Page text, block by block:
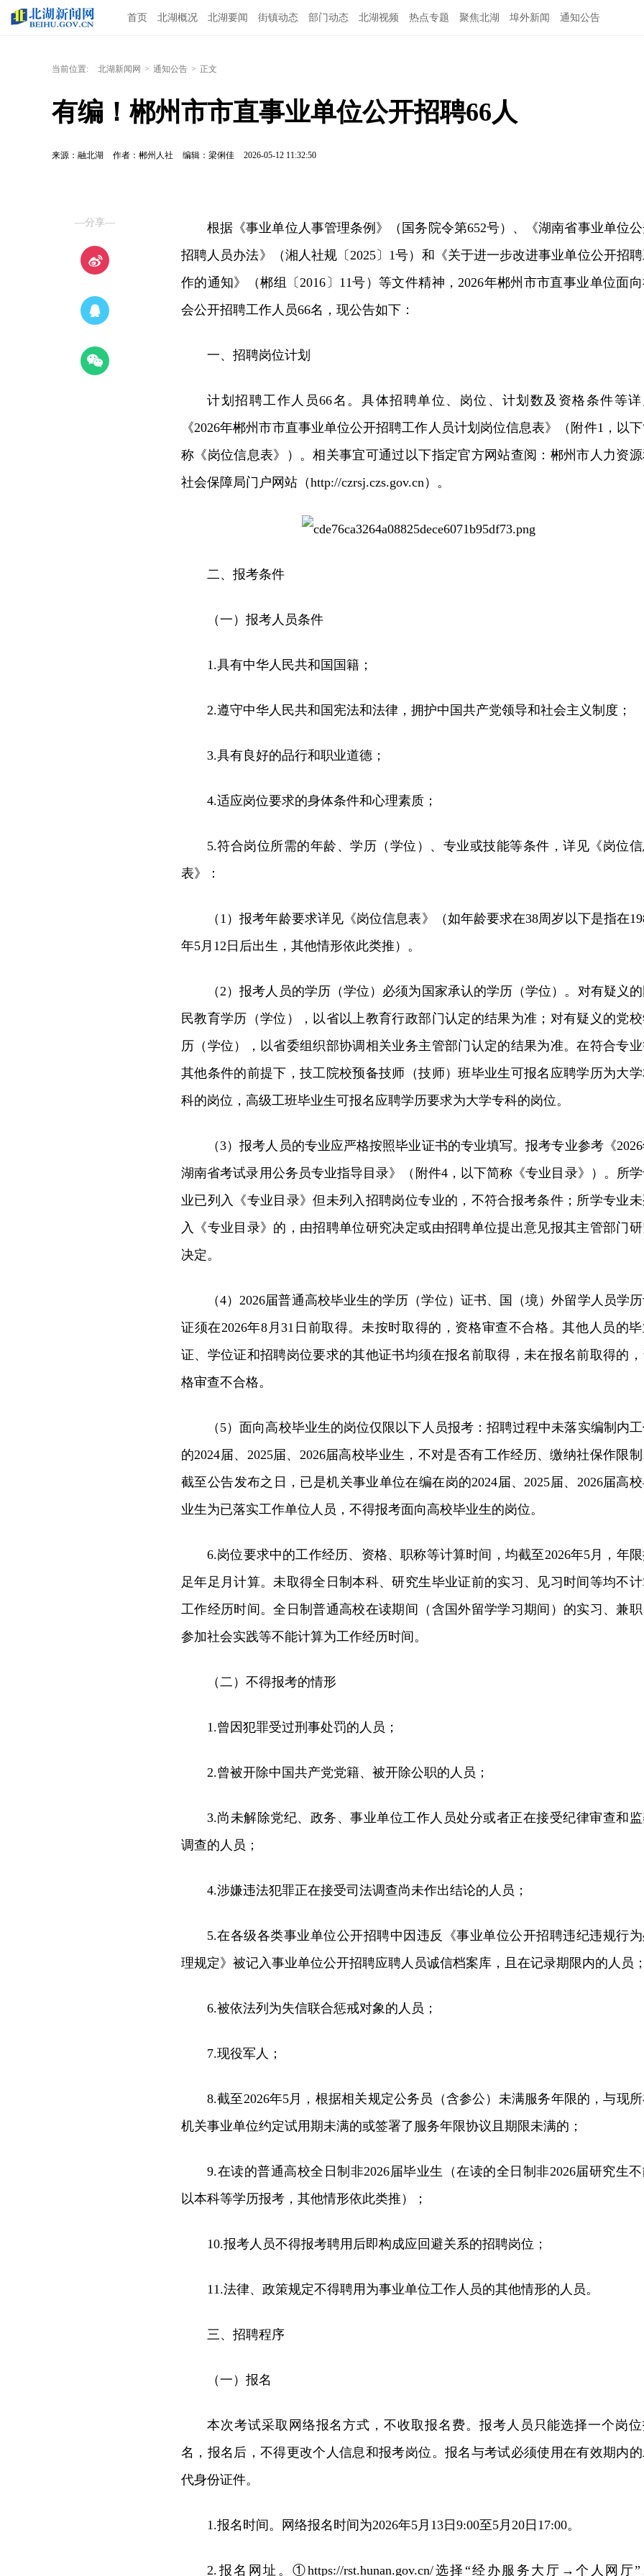
首页 北湖概况 北湖要闻 街镇动态 部门动态 北湖视频 热点专题 聚焦北湖 埠外新闻 通知公告
当前位置: 北湖新闻网 > 通知公告 > 正文
有编！郴州市市直事业单位公开招聘66人
来源：融北湖 作者：郴州人社 编辑：梁俐佳 2026-05-12 11:32:50
—分享—
根据《事业单位人事管理条例》（国务院令第652号）、《湖南省事业单位
招聘人员办法》（湘人社规〔2025〕1号）和《关于进一步改进事业单位公开招
作的通知》（郴组〔2016〕11号）等文件精神，2026年郴州市市直事业单位面
会公开招聘工作人员66名，现公告如下：
一、招聘岗位计划
计划招聘工作人员66名。具体招聘单位、岗位、计划数及资格条件等
《2026年郴州市市直事业单位公开招聘工作人员计划岗位信息表》（附件1，以
称《岗位信息表》）。相关事宜可通过以下指定官方网站查阅：郴州市人力资
社会保障局门户网站（http://czrsj.czs.gov.cn）。
二、报考条件
（一）报考人员条件
1.具有中华人民共和国国籍；
2.遵守中华人民共和国宪法和法律，拥护中国共产党领导和社会主义制度；
3.具有良好的品行和职业道德；
4.适应岗位要求的身体条件和心理素质；
5.符合岗位所需的年龄、学历（学位）、专业或技能等条件，详见《岗位
表》：
（1）报考年龄要求详见《岗位信息表》（如年龄要求在38周岁以下是指在
年5月12日后出生，其他情形依此类推）。
（2）报考人员的学历（学位）必须为国家承认的学历（学位）。对有疑义
民教育学历（学位），以省以上教育行政部门认定的结果为准；对有疑义的党
历（学位），以省委组织部协调相关业务主管部门认定的结果为准。在符合专
其他条件的前提下，技工院校预备技师（技师）班毕业生可报名应聘学历为大
科的岗位，高级工班毕业生可报名应聘学历要求为大学专科的岗位。
（3）报考人员的专业应严格按照毕业证书的专业填写。报考专业参考《
湖南省考试录用公务员专业指导目录》（附件4，以下简称《专业目录》）。所
业已列入《专业目录》但未列入招聘岗位专业的，不符合报考条件；所学专业
入《专业目录》的，由招聘单位研究决定或由招聘单位提出意见报其主管部门
决定。
（4）2026届普通高校毕业生的学历（学位）证书、国（境）外留学人员学
证须在2026年8月31日前取得。未按时取得的，资格审查不合格。其他人员的
证、学位证和招聘岗位要求的其他证书均须在报名前取得，未在报名前取得的
格审查不合格。
（5）面向高校毕业生的岗位仅限以下人员报考：招聘过程中未落实编制内
的2024届、2025届、2026届高校毕业生，不对是否有工作经历、缴纳社保作限
截至公告发布之日，已是机关事业单位在编在岗的2024届、2025届、2026届高
业生为已落实工作单位人员，不得报考面向高校毕业生的岗位。
6.岗位要求中的工作经历、资格、职称等计算时间，均截至2026年5月，年
足年足月计算。未取得全日制本科、研究生毕业证前的实习、见习时间等均不
工作经历时间。全日制普通高校在读期间（含国外留学学习期间）的实习、兼
参加社会实践等不能计算为工作经历时间。
（二）不得报考的情形
1.曾因犯罪受过刑事处罚的人员；
2.曾被开除中国共产党党籍、被开除公职的人员；
3.尚未解除党纪、政务、事业单位工作人员处分或者正在接受纪律审查和
调查的人员；
4.涉嫌违法犯罪正在接受司法调查尚未作出结论的人员；
5.在各级各类事业单位公开招聘中因违反《事业单位公开招聘违纪违规行
理规定》被记入事业单位公开招聘应聘人员诚信档案库，且在记录期限内的人员
6.被依法列为失信联合惩戒对象的人员；
7.现役军人；
8.截至2026年5月，根据相关规定公务员（含参公）未满服务年限的，与现
机关事业单位约定试用期未满的或签署了服务年限协议且期限未满的；
9.在读的普通高校全日制非2026届毕业生（在读的全日制非2026届研究生
以本科等学历报考，其他情形依此类推）；
10.报考人员不得报考聘用后即构成应回避关系的招聘岗位；
11.法律、政策规定不得聘用为事业单位工作人员的其他情形的人员。
三、招聘程序
（一）报名
本次考试采取网络报名方式，不收取报名费。报考人员只能选择一个岗
名，报名后，不得更改个人信息和报考岗位。报名与考试必须使用在有效期内
代身份证件。
1.报名时间。网络报名时间为2026年5月13日9:00至5月20日17:00。
2.报名网址。①https://rst.hunan.gov.cn/选择“经办服务大厅→个人网厅”